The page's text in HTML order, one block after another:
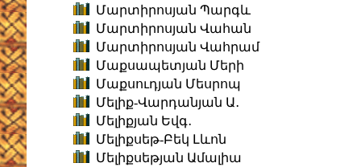
Մարտիրոսյան Պարգև
Մարտիրոսյան Վահան
Մարտիրոսյան Վահրամ
Մաքսապետյան Մերի
Մաքսուդյան Մեսրոպ
Մելիք-Վարդանյան Ա․
Մելիքյան Եվգ․
Մելիքսեթ-Բեկ Լևոն
Մելիքսեթյան Ամալիա